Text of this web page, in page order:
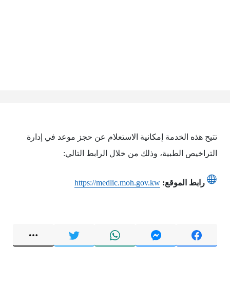
تتيح هذه الخدمة إمكانية الاستعلام عن حجز موعد في إدارة
التراخيص الطبية، وذلك من خلال الرابط التالي:
رابط الموقع: https://medlic.moh.gov.kw